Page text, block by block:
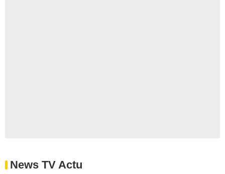
News TV Actu